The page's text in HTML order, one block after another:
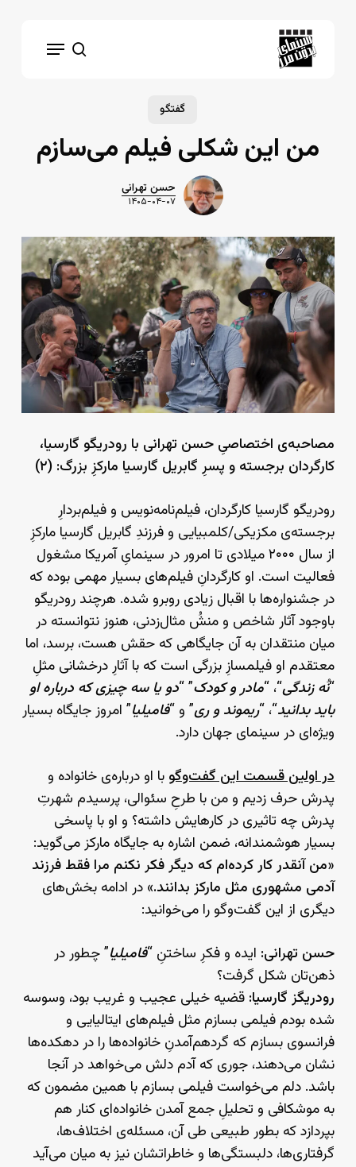
search
Menu
گفتگو
من این شکلی فیلم می‌سازم
حسن تهرانی
۱۴۰۵-۰۴-۰۷
مصاحبه‌ی اختصاصیِ حسن تهرانی با رودریگو گارسیا،
کارگردان برجسته و پسرِ گابریل گارسیا مارکزِ بزرگ: (۲)
رودریگو گارسیا کارگردان، فیلم‌نامه‌نویس و فیلم‌بردارِ
برجسته‌ی مکزیکی/کلمبیایی و فرزندِ گابریل گارسیا مارکزِ
از سال ۲۰۰۰ میلادی تا امرور در سینمایِ آمریکا مشغول
فعالیت است. او کارگردانِ فیلم‌های بسیار مهمی بوده که
در جشنواره‌ها با اقبال زیادی روبرو شده. هرچند رودریگو
باوجود آثار شاخص‌ و منشُ مثال‌زدنی، هنوز نتوانسته در
میان منتقدان به آن جایگاهی که حقش هست، برسد، اما
معتقدم او فیلمسازِ بزرگی است که با آثارِ درخشانی مثلِ
“نُه زندگی“، “مادر و کودک” “دو یا سه چیزی که درباره او
باید بدانید“، “ریموند و ری” و “فامیلیا” امروز جایگاه بسیار
ویژه‌ای در سینمای جهان دارد.
در اولین قسمت این گفت‌وگو با او درباره‌ی خانواده و
پدرش حرف زدیم و من با طرحِ سئوالی، پرسیدم شهرتِ
پدرش چه تاثیری در کارهایش داشته؟ و او با پاسخی
بسیار هوشمندانه، ضمن اشاره به جایگاه مارکز می‌گوید:
«من آنقدر کار کرده‌ام که دیگر فکر نکنم مرا فقط فرزند
آدمی مشهوری مثل مارکز بدانند.» در ادامه بخش‌های
دیگری از این گفت‌وگو را می‌خوانید:
حسن تهرانی: ایده و فکرِ ساختنِ “فامیلیا” چطور در
ذهن‌تان شکل گرفت؟
رودریگز گارسیا: قضیه خیلی عجیب و غریب بود، وسوسه
شده بودم فیلمی بسازم مثل فیلم‌های ایتالیایی و
فرانسوی بسازم که گرد‌هم‌آمدنِ خانواده‌ها را در دهکده‌ها
نشان می‌دهند، جوری که آدم دلش می‌خواهد در آنجا
باشد. دلم می‌خواست فیلمی بسازم با همین مضمون که
به موشکافی و تحلیلِ جمع آمدن خانواده‌ای کنار هم
بپردازد که بطور طبیعی طی آن، مسئله‌ی اختلاف‌ها،
گرفتاری‌ها، دلبستگی‌ها و خاطراتشان نیز به میان می‌آید